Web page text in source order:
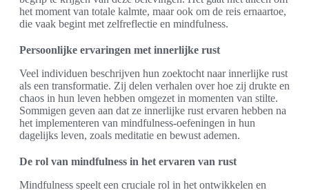
het moment van totale kalmte, maar ook om de reis ernaartoe,
die vaak begint met zelfreflectie en mindfulness.
Persoonlijke ervaringen met innerlijke rust
Veel individuen beschrijven hun zoektocht naar innerlijke rust
als een transformatie. Zij delen verhalen over hoe zij drukte en
chaos in hun leven hebben omgezet in momenten van stilte.
Sommigen geven aan dat ze innerlijke rust ervaren hebben na
het implementeren van mindfulness-oefeningen in hun
dagelijks leven, zoals meditatie en bewust ademen.
De rol van mindfulness in het ervaren van rust
Mindfulness speelt een cruciale rol in het ontwikkelen en